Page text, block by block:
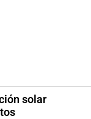
solar